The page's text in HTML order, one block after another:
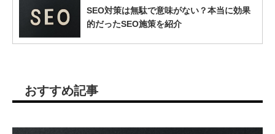
SEO対策は無駄で意味がない？本当に効果
的だったSEO施策を紹介
おすすめ記事